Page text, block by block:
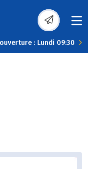
: Lundi 09:30